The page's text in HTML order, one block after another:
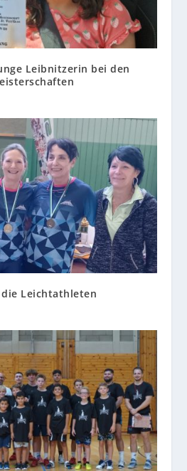
Leibnitzerin bei den
Leichtathleten